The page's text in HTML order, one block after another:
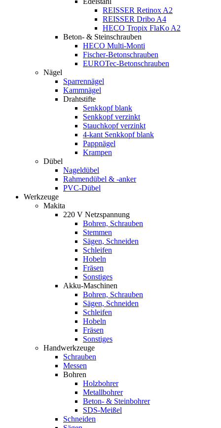
REISSER Retinox A2
REISSER Dribo A4
HECO Tropix FlaKo A2
Beton- & Steinschrauben
HECO Multi-Monti
Fischer-Betonschrauben
EUROTec-Betonschrauben
Nägel
Sparrennägel
Kammnägel
Drahtstifte
Senkkopf blank
Senkkopf verzinkt
Stauchkopf verzinkt
4-kant Senkkopf blank
Pappnägel
Krampen
Dübel
Nageldübel
Rahmendübel & -anker
PVC-Dübel
Werkzeuge
Makita
220 V Netzspannung
Bohren, Schrauben
Stemmen
Sägen, Schneiden
Schleifen
Hobeln
Fräsen
Sonstiges
Akku-Maschinen
Bohren, Schrauben
Sägen, Schneiden
Schleifen
Hobeln
Fräsen
Sonstiges
Handwerkzeuge
Schrauben
Messen
Bohren
Holzbohrer
Metallbohrer
Beton- & Steinbohrer
SDS-Meißel
Schneiden